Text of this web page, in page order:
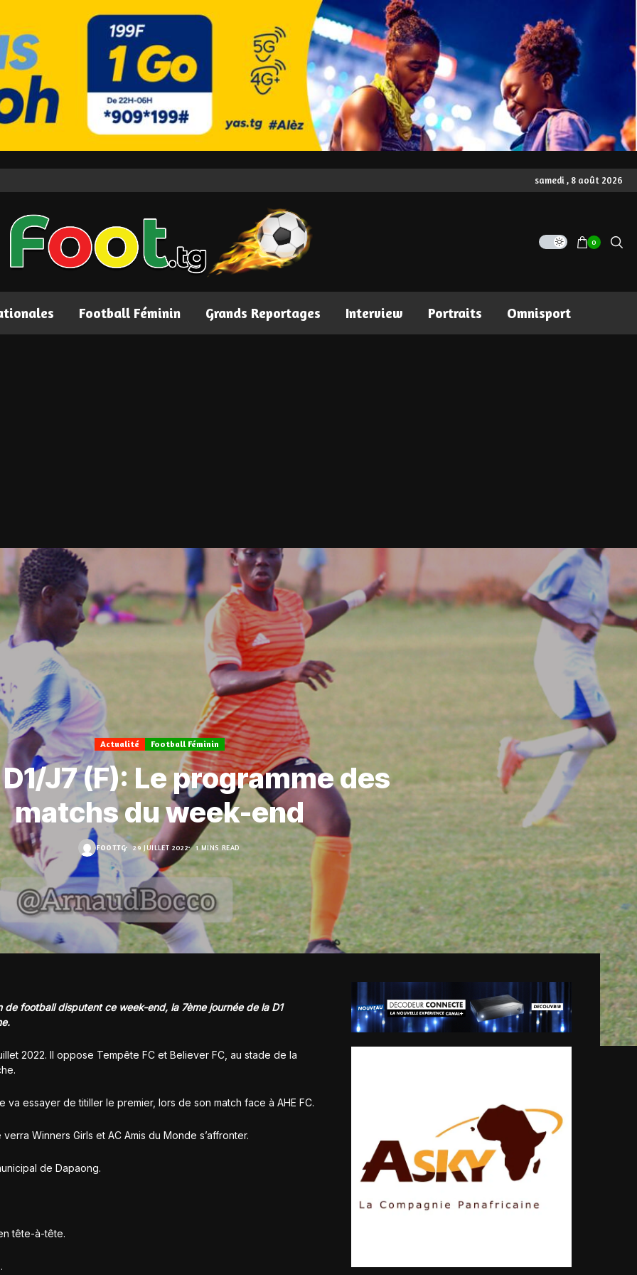
samedi , 8 août 2026
0
Football Féminin Grands Reportages Interview Portraits Omnisport
Actualité Football Féminin
J7 (F): Le programme des
matchs du week-end
FOOT.TG 29 JUILLET 2022 1 MINS READ
football disputent ce week-end, la 7ème journée de la D1
2022. Il oppose Tempête FC et Believer FC, au stade de la
va essayer de titiller le premier, lors de son match face à AHE FC.
Winners Girls et AC Amis du Monde s’affronter.
de Dapaong.
tête-à-tête.